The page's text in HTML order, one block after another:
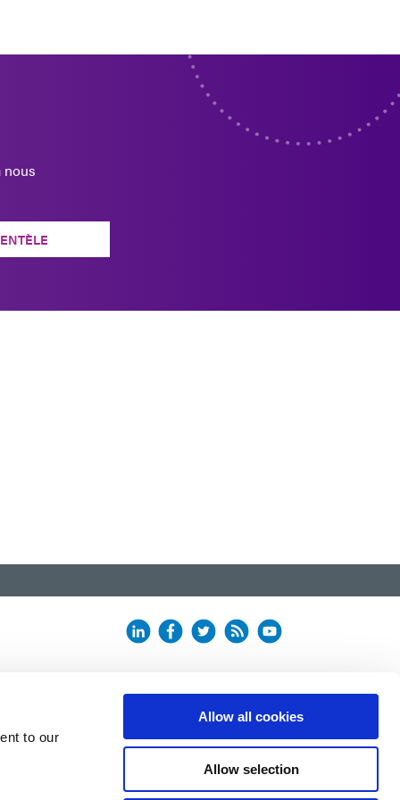
to our
Allow all cookies
Allow selection
nous